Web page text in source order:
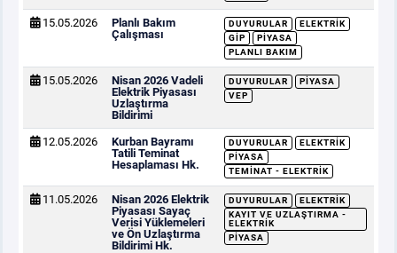
15.05.2026
Planlı Bakım
Çalışması
DUYURULAR
ELEKTRIK
GİP
PIYASA
PLANLI BAKIM
15.05.2026
Nisan 2026 Vadeli
Elektrik Piyasası
Uzlaştırma
Bildirimi
DUYURULAR
PIYASA
VEP
12.05.2026
Kurban Bayramı
Tatili Teminat
Hesaplaması Hk.
DUYURULAR
ELEKTRIK
PIYASA
TEMINAT - ELEKTRIK
11.05.2026
Nisan 2026 Elektrik
Piyasası Sayaç
Verisi Yüklemeleri
ve Ön Uzlaştırma
Bildirimi Hk.
DUYURULAR
ELEKTRIK
KAYIT VE UZLAŞTIRMA -
ELEKTRIK
PIYASA